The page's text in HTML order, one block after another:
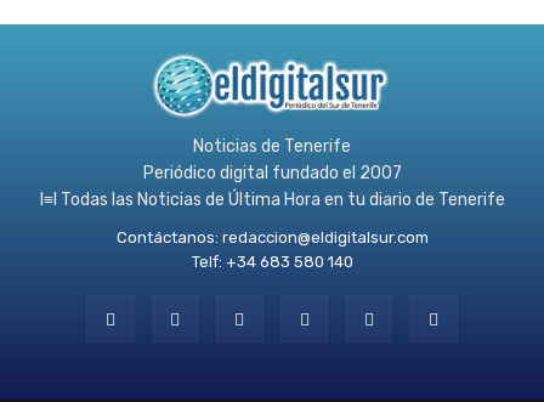
Noticias de Tenerife
Periódico digital fundado el 2007
l≡l Todas las Noticias de Última Hora en tu diario de Tenerife
Contáctanos: redaccion@eldigitalsur.com
Telf: +34 683 580 140